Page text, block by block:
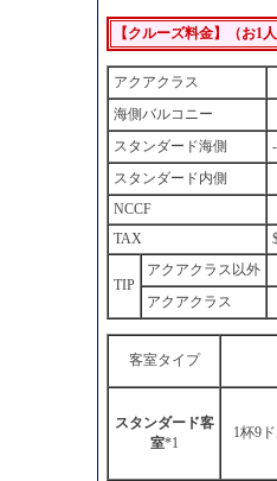
【クルーズ料金】（お1
アクアクラス
海側バルコニー
スタンダード海側
-
スタンダード内側
NCCF
TAX
TIP
アクアクラス以外
アクアクラス
客室タイプ
スタンダード客
室*1
1杯9